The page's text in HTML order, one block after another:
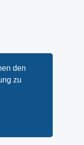
den
zu